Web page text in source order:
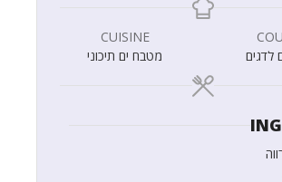
לדגים
CUISINE
מטבח ים תיכוני